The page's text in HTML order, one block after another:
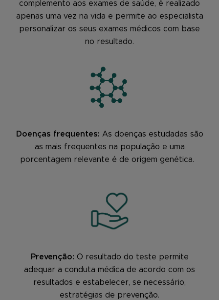
complemento aos exames de saúde, é realizado
apenas uma vez na vida e permite ao especialista
personalizar os seus exames médicos com base
no resultado.
Doenças frequentes: As doenças estudadas são
as mais frequentes na população e uma
porcentagem relevante é de origem genética.
Prevenção: O resultado do teste permite
adequar a conduta médica de acordo com os
resultados e estabelecer, se necessário,
estratégias de prevenção.